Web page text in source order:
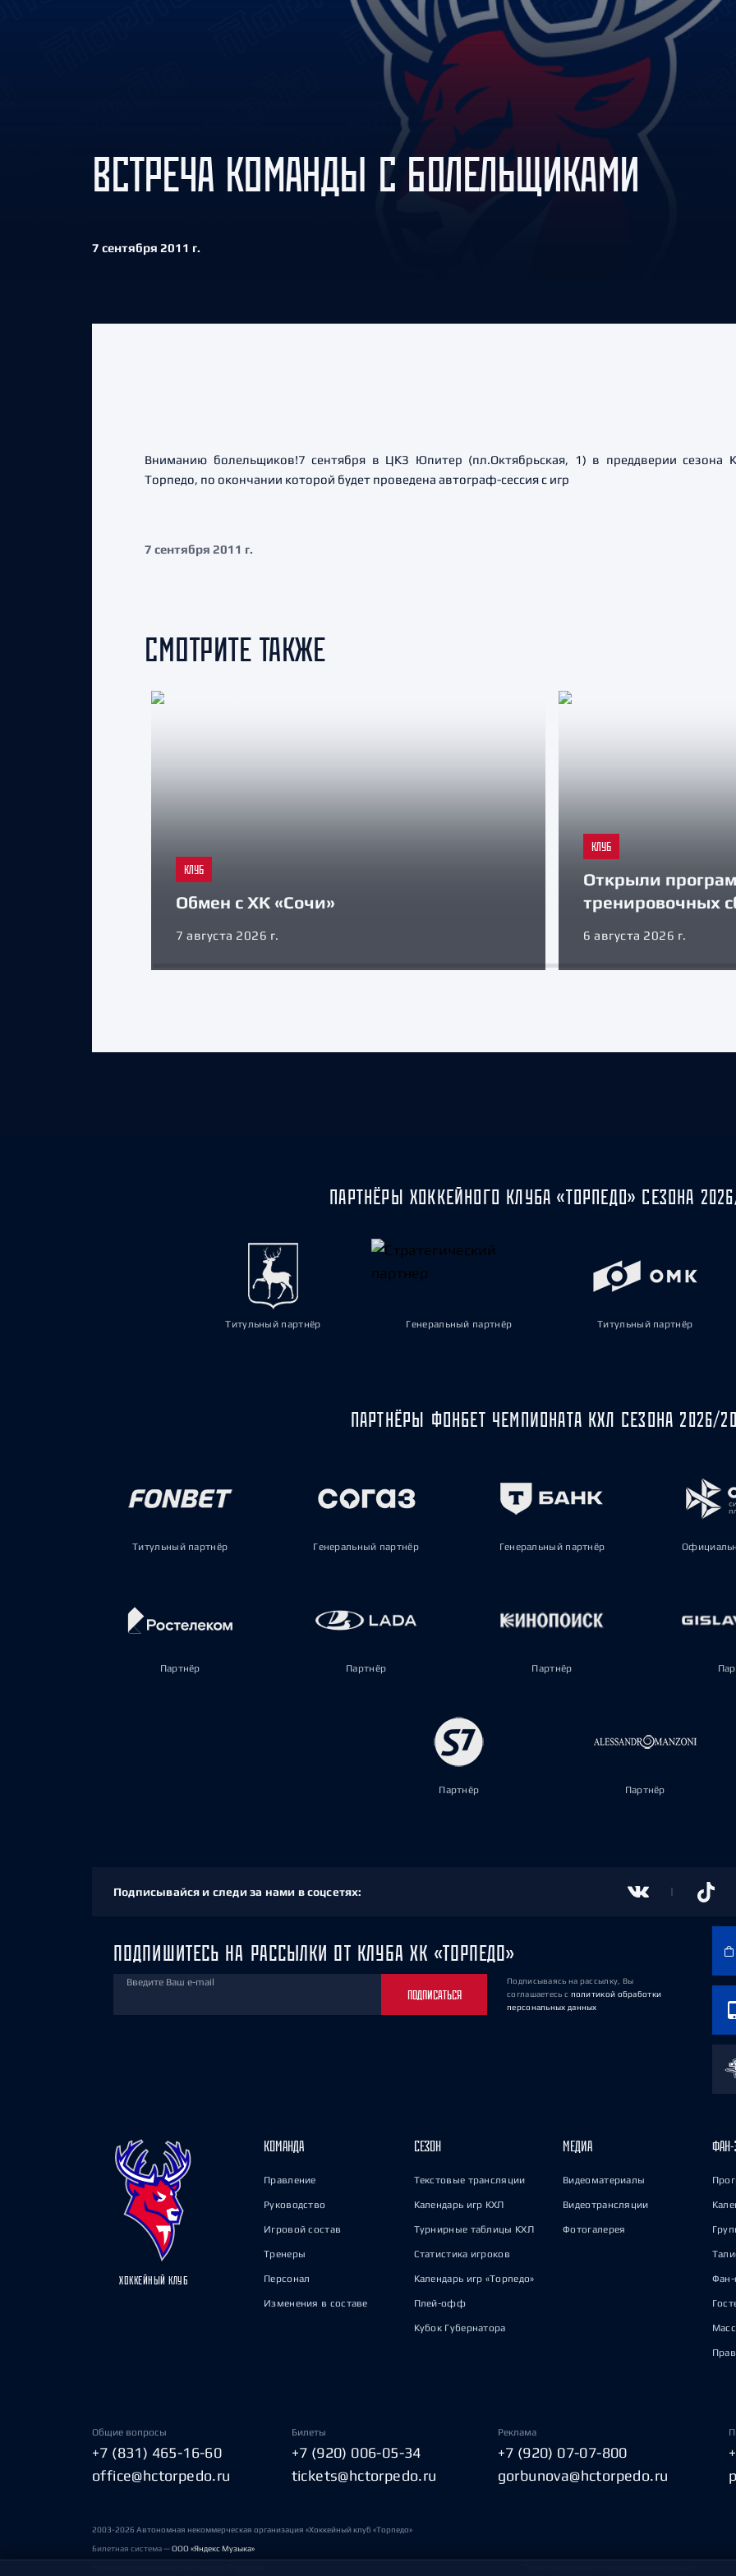
Амур
Барыс
Салават Юлаев
Сибирь
ВСТРЕЧА КОМАНДЫ С БОЛЕЛЬЩИКАМИ
7 сентября 2011 г.
Вниманию болельщиков!7 сентября в ЦКЗ Юпитер (пл.Октябрьская, 1) в преддверии сезона
Торпедо, по окончании которой будет проведена автограф-сессия с игр
7 сентября 2011 г.
СМОТРИТЕ ТАКЖЕ
КЛУБ
Обмен с ХК «Сочи»
7 августа 2026 г.
КЛУБ
Открыли
тренировочных
6 августа 2026 г.
ПАРТНЁРЫ ХОККЕЙНОГО КЛУБА «ТОРПЕДО» СЕЗОНА
Титульный партнёр Генеральный партнёр Титульный партнёр
ПАРТНЁРЫ ФОНБЕТ ЧЕМПИОНАТА КХЛ СЕЗОНА 2026/
Титульный партнёр Генеральный партнёр Генеральный партнёр
Партнёр Партнёр Партнёр
Партнёр Партнёр
Подписывайся и следи за нами в соцсетях:
ПОДПИШИТЕСЬ НА РАССЫЛКИ ОТ КЛУБА ХК «ТОРПЕДО»
Введите Ваш e-mail
ПОДПИСАТЬСЯ
Подписываясь на рассылку, Вы
соглашаетесь с политикой обработки
персональных данных
ХОККЕЙНЫЙ КЛУБ
КОМАНДА
Правление
Руководство
Игровой состав
Тренеры
Персонал
Изменения в составе
СЕЗОН
Текстовые трансляции
Календарь игр КХЛ
Турнирные таблицы КХЛ
Статистика игроков
Календарь игр «Торпедо»
Плей-офф
Кубок Губернатора
МЕДИА
Видеоматериалы
Видеотрансляции
Фотогалерея
ФАН-
Фан-
Общие вопросы
+7 (831) 465-16-60
office@hctorpedo.ru
Билеты
+7 (920) 006-05-34
tickets@hctorpedo.ru
Реклама
+7 (920) 07-07-800
gorbunova@hctorpedo.ru
2003-2026 Автономная некоммерческая организация «Хоккейный клуб «Торпедо»
Билетная система —ООО «Яндекс Музыка»